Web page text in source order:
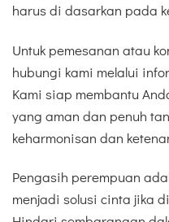
harus di dasarkan pada
Untuk pemesanan atau
hubungi kami melalui
Kami siap membantu
yang aman dan penuh
keharmonisan dan
Pengasih perempuan
menjadi solusi cinta jika